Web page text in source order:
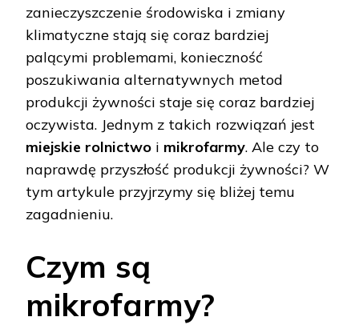
zanieczyszczenie środowiska i zmiany
klimatyczne stają się coraz bardziej
palącymi problemami, konieczność
poszukiwania alternatywnych metod
produkcji żywności staje się coraz bardziej
oczywista. Jednym z takich rozwiązań jest
miejskie rolnictwo i mikrofarmy. Ale czy to
naprawdę przyszłość produkcji żywności? W
tym artykule przyjrzymy się bliżej temu
zagadnieniu.
Czym są
mikrofarmy?